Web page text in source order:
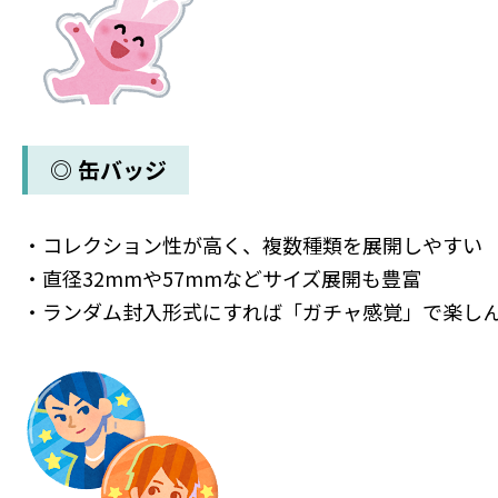
◎ 缶バッジ
・コレクション性が高く、複数種類を展開しやすい
・直径32mmや57mmなどサイズ展開も豊富
・ランダム封入形式にすれば「ガチャ感覚」で楽し